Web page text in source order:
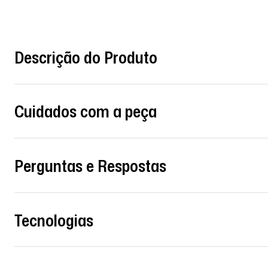
Descrição do Produto
Cuidados com a peça
Perguntas e Respostas
Tecnologias